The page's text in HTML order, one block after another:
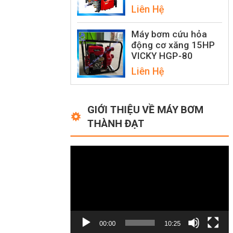
Liên Hệ
Máy bơm cứu hỏa
động cơ xăng 15HP
VICKY HGP-80
Liên Hệ
GIỚI THIỆU VỀ MÁY BƠM
THÀNH ĐẠT
00:00 10:25